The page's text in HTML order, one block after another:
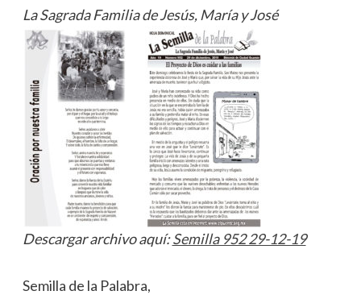
La Sagrada Familia de Jesús, María y José
Descargar archivo aquí:Semilla 952 29-12-19
Semilla de la Palabra,